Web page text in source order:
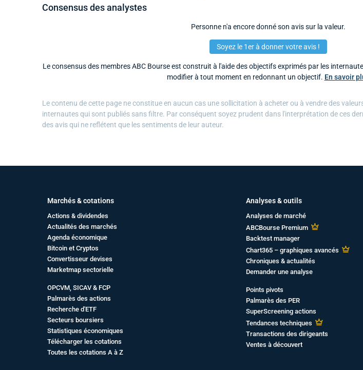
Consensus des analystes
Personne n'a encore donné son avis sur la valeur.
Soyez le 1er à donner votre avis !
Le consensus des membres ABC Bourse est construit à l'aide des objectifs exprimés par les
modifier à tout moment en redonnant un objectif. En savoir
Le contenu de cette page ne constitue en aucun cas une sollicitation à acheter ou à vendre des
internautes qui sont publiés sans filtre. Par conséquent soyez prudent dans l'interprétation de ces
des avis qui ne reflétent que les sentiments de leur auteur.
Marchés & cotations
Actions & dividendes
Actualités des marchés
Agenda économique
Bitcoin et Cryptos
Convertisseur devises
Marketmap sectorielle
OPCVM, SICAV & FCP
Palmarès des actions
Recherche d'ETF
Secteurs boursiers
Statistiques économiques
Télécharger les cotations
Toutes les cotations A à Z
Analyses & outils
Analyses de marché
ABCBourse Premium
Backtest manager
Chart365 – graphiques avancés
Chroniques & actualités
Demander une analyse
Points pivots
Palmarès des PER
SuperScreening actions
Tendances techniques
Transactions des dirigeants
Ventes à découvert